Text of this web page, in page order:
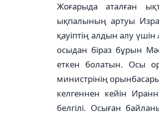
Жоғарыда аталған
ықпалының артуы
қауіптің алдын алу
осыдан біраз бұрын
еткен болатын. Осы
министрінің
келгеннен кейін
белгілі. Осыған